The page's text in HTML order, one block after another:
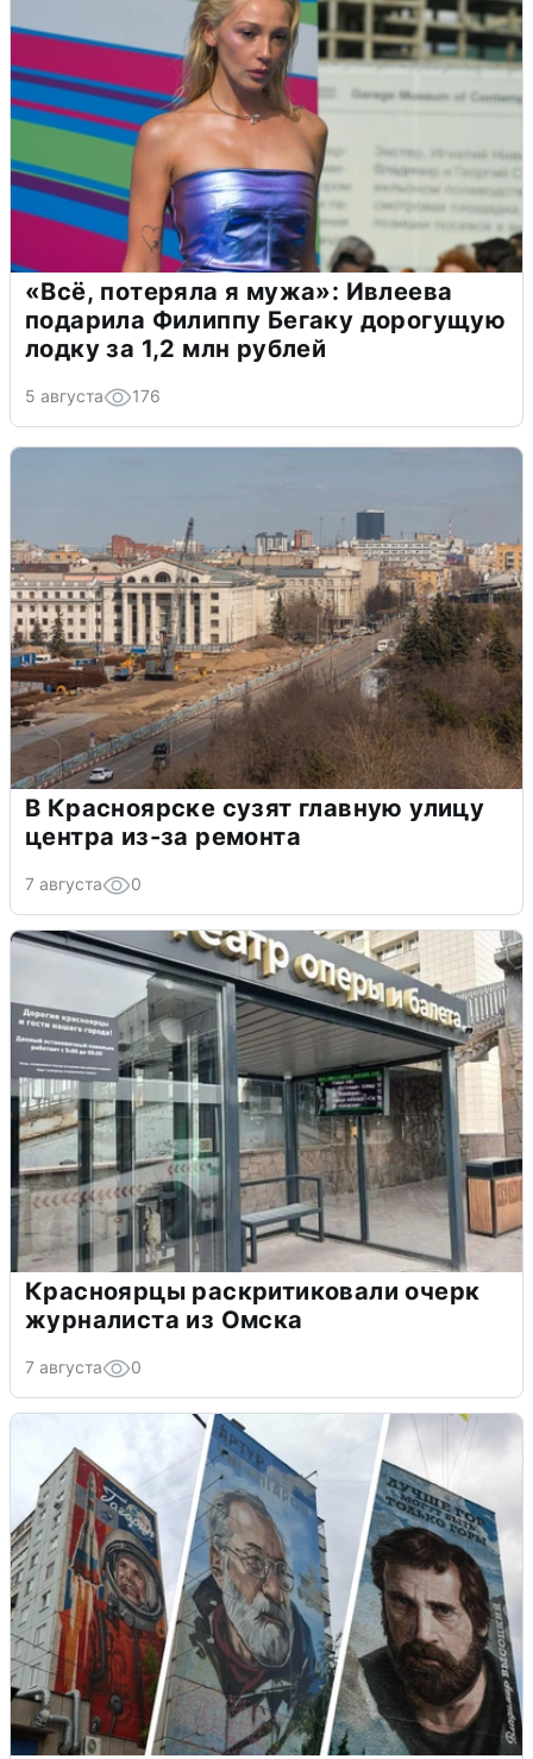
«Всё, потеряла я мужа»: Ивлеева
подарила Филиппу Бегаку дорогущую
лодку за 1,2 млн рублей
5 августа 176
В Красноярске сузят главную улицу
центра из-за ремонта
7 августа 0
Красноярцы раскритиковали очерк
журналиста из Омска
7 августа 0